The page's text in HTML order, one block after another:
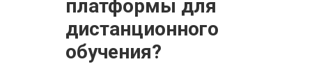
платформы для
дистанционного
обучения?